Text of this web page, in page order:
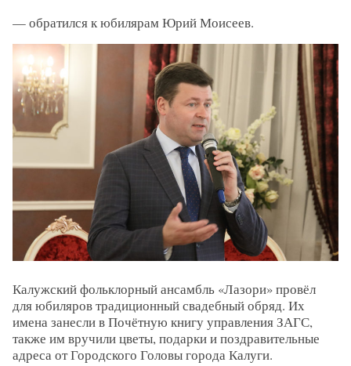
— обратился к юбилярам Юрий Моисеев.
Калужский фольклорный ансамбль «Лазори» провёл
для юбиляров традиционный свадебный обряд. Их
имена занесли в Почётную книгу управления ЗАГС,
также им вручили цветы, подарки и поздравительные
адреса от Городского Головы города Калуги.